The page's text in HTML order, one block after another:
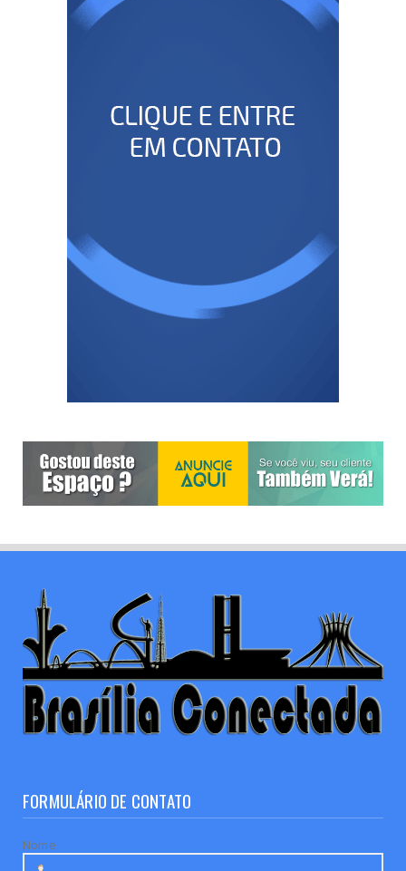
FORMULÁRIO DE CONTATO
Nome